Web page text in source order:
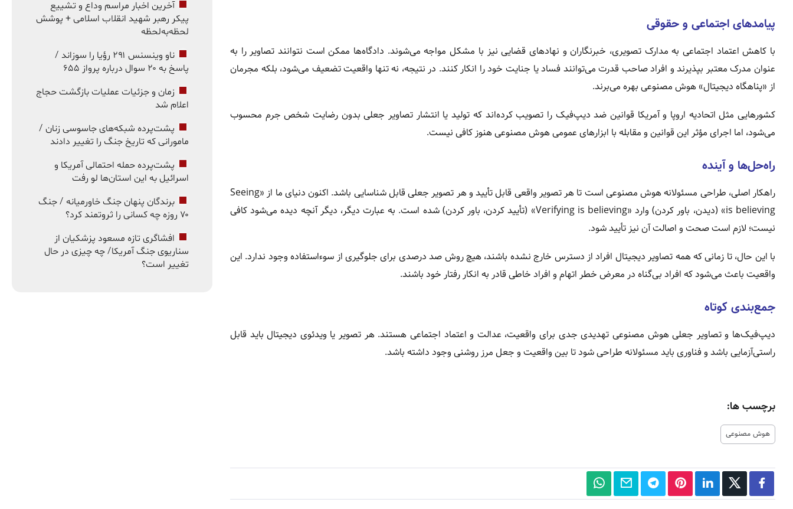
پیامدهای اجتماعی و حقوقی
با کاهش اعتماد اجتماعی به مدارک تصویری، خبرنگاران و نهادهای قضایی نیز با مشکل مواجه می‌شوند. دادگاه‌ها ممکن است نتوانند تصاویر را به
عنوان مدرک معتبر بپذیرند و افراد صاحب قدرت می‌توانند فساد یا جنایت خود را انکار کنند. در نتیجه، نه تنها واقعیت تضعیف می‌شود، بلکه مجرمان
از «پناهگاه دیجیتال» هوش مصنوعی بهره می‌برند.
کشورهایی مثل اتحادیه اروپا و آمریکا قوانین ضد دیپ‌فیک را تصویب کرده‌اند که تولید یا انتشار تصاویر جعلی بدون رضایت شخص جرم محسوب
می‌شود، اما اجرای مؤثر این قوانین و مقابله با ابزارهای عمومی هوش مصنوعی هنوز کافی نیست.
راه‌حل‌ها و آینده
راهکار اصلی، طراحی مسئولانه هوش مصنوعی است تا هر تصویر واقعی قابل تأیید و هر تصویر جعلی قابل شناسایی باشد. اکنون دنیای ما از «Seeing
is believing» (دیدن، باور کردن) وارد «Verifying is believing» (تأیید کردن، باور کردن) شده است. به عبارت دیگر، دیگر آنچه دیده می‌شود کافی
نیست؛ لازم است صحت و اصالت آن نیز تأیید شود.
با این حال، تا زمانی که همه تصاویر دیجیتال افراد از دسترس خارج نشده باشند، هیچ روش صد درصدی برای جلوگیری از سوءاستفاده وجود ندارد. این
واقعیت باعث می‌شود که افراد بی‌گناه در معرض خطر اتهام و افراد خاطی قادر به انکار رفتار خود باشند.
جمع‌بندی کوتاه
دیپ‌فیک‌ها و تصاویر جعلی هوش مصنوعی تهدیدی جدی برای واقعیت، عدالت و اعتماد اجتماعی هستند. هر تصویر یا ویدئوی دیجیتال باید قابل
راستی‌آزمایی باشد و فناوری باید مسئولانه طراحی شود تا بین واقعیت و جعل مرز روشنی وجود داشته باشد.
برچسب ها:
هوش مصنوعی
آخرین اخبار مراسم وداع و تشییع
پیکر رهبر شهید انقلاب اسلامی + پوشش
لحظه‌به‌لحظه
ناو وینسنس ۲۹۱ رؤیا را سوزاند /
پاسخ به ۲۰ سوال درباره پرواز ۶۵۵
زمان و جزئیات عملیات بازگشت حجاج
اعلام شد
پشت‌پرده شبکه‌های جاسوسی زنان /
مامورانی که تاریخ جنگ را تغییر دادند
پشت‌پرده حمله احتمالی آمریکا و
اسرائیل به این استان‌ها لو رفت
برندگان پنهان جنگ خاورمیانه / جنگ
۷۰ روزه چه کسانی را ثروتمند کرد؟
افشاگری تازه مسعود پزشکیان از
سناریوی جنگ آمریکا/ چه چیزی در حال
تغییر است؟